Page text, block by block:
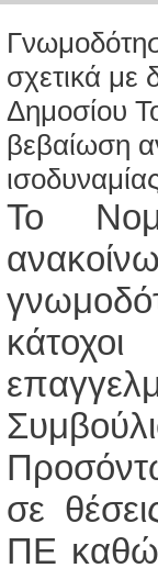
Γλώσσες
σχετικά με
Δημοσίου
βεβαίωση
Το
σε
ΠΕ